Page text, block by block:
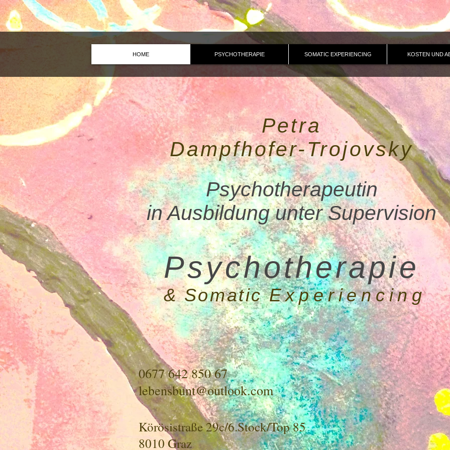
HOME PSYCHOTHERAPIE SOMATIC EXPERIENCING KOSTEN UND
Petra
Dampfhofer-Trojovsky
Psychotherapeutin
in Ausbildung unter Supervision
Psychotherapie
& SomaticExperiencing
0677 642 850 67
lebensbunt@outlook.com
Körösistraße 29c/6.Stock/Top 85
8010 Graz